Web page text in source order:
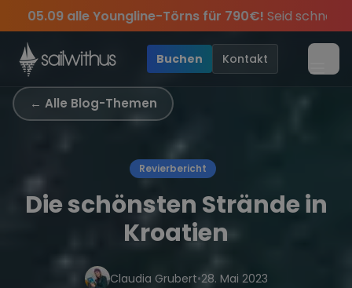
Skip to content
Törns für 790€!Seid schnell und sichert euch die
Sichere Dir jetztDein Meilenbuch und Deine
exklusive Angebote mehr Sowie20€ Rabatt auf
des Jahres, sei dabei. Season Closing Party
Buchen Kontakt
← Alle Blog-Themen
Revierbericht
Die schönsten Strände in
Kroatien
Claudia Grubert•28. Mai 2023